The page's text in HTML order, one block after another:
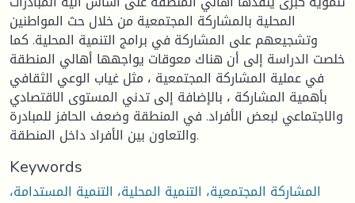
المحلية بالمشاركة المجتمعية من خلال حث المواطنين
وتشجيعهم على المشاركة في برامج التنمية المحلية. كما
خلصت الدراسة إلى أن هناك معوقات يواجهها أهالي المنطقة
في عملية المشاركة المجتمعية ، مثل غياب الوعي الثقافي
بأهمية المشاركة ، بالإضافة إلى تدني المستوى الاقتصادي
والاجتماعي لبعض الأفراد. في المنطقة وضعف الحافز للمبادرة
والتعاون بين الأفراد داخل المنطقة.
Keywords
المشاركة المجتمعية، التنمية المحلية، التنمية المستدامة،